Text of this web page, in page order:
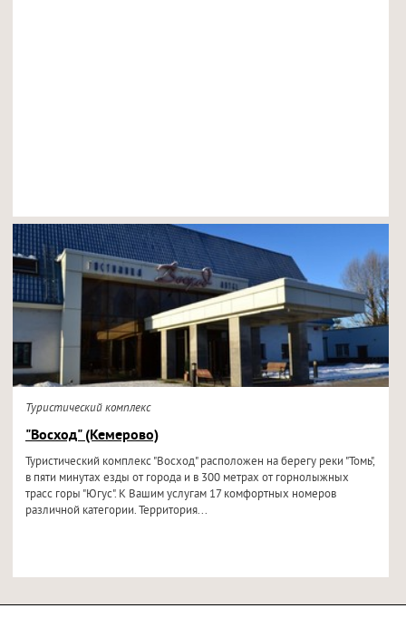
Туристический комплекс
"Восход" (Кемерово)
Туристический комплекс "Восход" расположен на берегу реки "Томь",
в пяти минутах езды от города и в 300 метрах от горнолыжных
трасс горы "Югус". К Вашим услугам 17 комфортных номеров
различной категории. Территория...